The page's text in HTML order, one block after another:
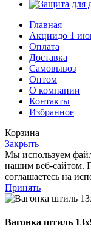
Главная
Акциидо 1
Оплата
Доставка
Самовывоз
Оптом
О компании
Контакты
Избранное
Корзина
Закрыть
Мы используем
нашим веб-сайтом.
соглашаетесь на
Принять
Вагонка штиль